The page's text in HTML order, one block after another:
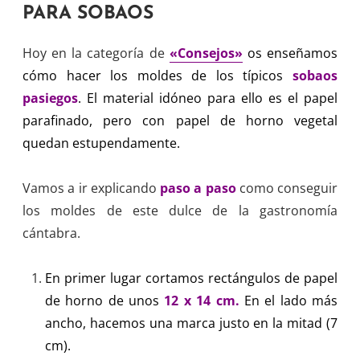
PARA SOBAOS
Hoy en la categoría de «Consejos» os enseñamos
cómo hacer los moldes de los típicos sobaos
pasiegos. El material idóneo para ello es el papel
parafinado, pero con papel de horno vegetal
quedan estupendamente.
Vamos a ir explicando paso a pasocomo conseguir
los moldes de este dulce de la gastronomía
cántabra.
En primer lugar cortamos rectángulos de papel
de horno de unos 12 x 14 cm. En el lado más
ancho, hacemos una marca justo en la mitad (7
cm).